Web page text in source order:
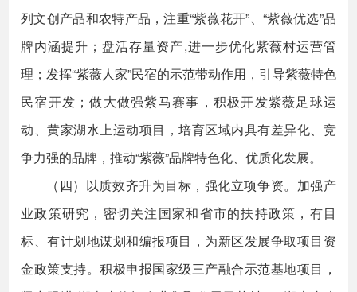
列文创产品和农特产品，注重“紫薇花开”、“紫薇优选”品
牌内涵提升；盘活存量资产,进一步优化紫薇村运营管
理；发挥“紫薇人家”民宿的示范带动作用，引导紫薇特色
民宿开发；做大做强紫马赛事，积极开发紫薇足球运
动、黄家湖水上运动项目，培育区域内具有差异化、竞
争力强的品牌，推动“紫薇”品牌特色化、优质化发展。
（四）以质效齐升为目标，强化立项争资。加强产
业政策研究，密切关注国家和省市的扶持政策，有目
标、有计划地谋划和编报项目，为新区发展争取项目资
金政策支持。积极申报国家级三产融合示范基地项目，